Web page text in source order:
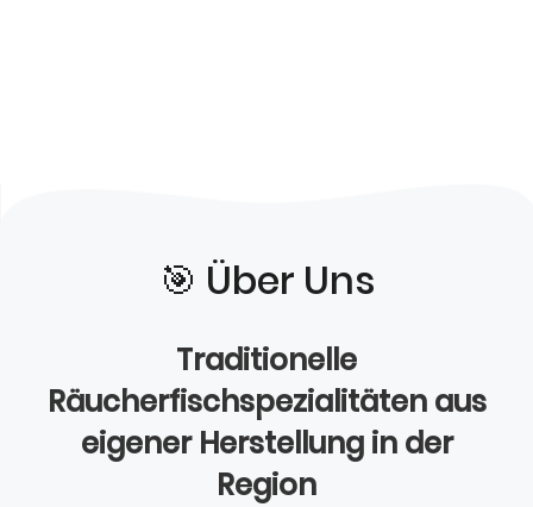
🎯️ Über Uns
Traditionelle
Räucherfischspezialitäten aus
eigener Herstellung in der
Region